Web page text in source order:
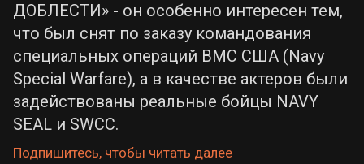
ДОБЛЕСТИ» - он особенно интересен тем,
что был снят по заказу командования
специальных операций ВМС США (Navy
Special Warfare), а в качестве актеров были
задействованы реальные бойцы NAVY
SEAL и SWCC.
Подпишитесь, чтобы читать далее